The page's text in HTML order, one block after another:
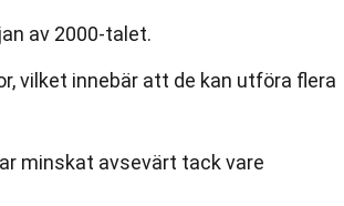
av 2000-talet.
vilket innebär att de kan utföra flera
minskat avsevärt tack vare